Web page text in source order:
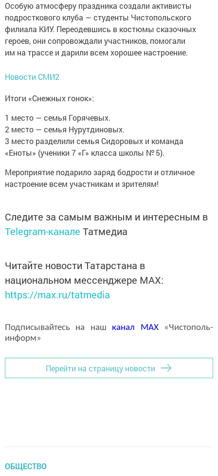
Особую атмосферу праздника создали активисты
подросткового клуба — студенты Чистопольского
филиала КИУ. Переодевшись в костюмы сказочных
героев, они сопровождали участников, помогали
им на трассе и дарили всем хорошее настроение.
Новости СМИ2
Итоги «Снежных гонок»:
1 место — семья Горячевых.
2 место — семья Нурутдиновых.
3 место разделили семья Сидоровых и команда
«Еноты» (ученики 7 «Г» класса школы № 5).
Мероприятие подарило заряд бодрости и отличное
настроение всем участникам и зрителям!
Следите за самым важным и интересным в
Telegram-канале Татмедиа
Читайте новости Татарстана в
национальном мессенджере MАХ:
https://max.ru/tatmedia
Подписывайтесь на наш канал MAX«Чистополь-
информ»
Перейти на страницу новости
ОБЩЕСТВО